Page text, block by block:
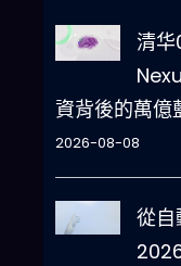
清华
資背後的萬億
2026-08-08
從